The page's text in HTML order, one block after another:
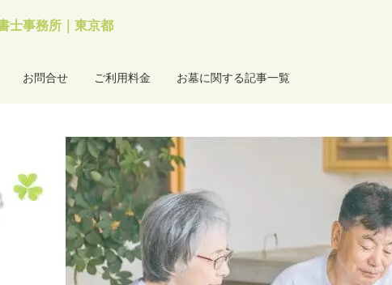
士事務所｜東京都
お問合せ ご利用料金 お墓に関する記事一覧